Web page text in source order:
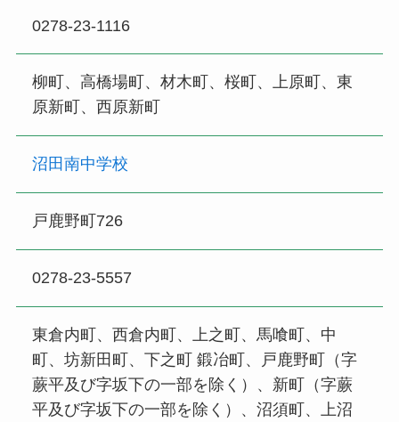
0278-23-1116
柳町、高橋場町、材木町、桜町、上原町、東
原新町、西原新町
沼田南中学校
戸鹿野町726
0278-23-5557
東倉内町、西倉内町、上之町、馬喰町、中
町、坊新田町、下之町 鍛冶町、戸鹿野町（字
蕨平及び字坂下の一部を除く）、新町（字蕨
平及び字坂下の一部を除く）、沼須町、上沼